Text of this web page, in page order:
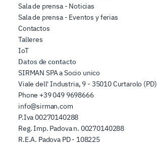
Sala de prensa - Noticias
Sala de prensa - Eventos y ferias
Contactos
Talleres
IoT
Datos de contacto
SIRMAN SPA a Socio unico
Viale dell' Industria, 9 - 35010 Curtarolo (PD)
Phone +39 049 9698666
info@sirman.com
P.Iva 00270140288
Reg. Imp. Padova n. 00270140288
R.E.A. Padova PD - 108225